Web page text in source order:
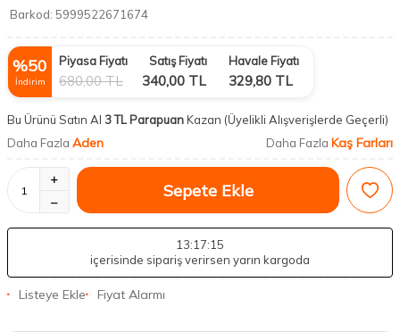
Barkod: 5999522671674
%50
İndirim
Piyasa Fiyatı
680,00TL
Satış Fiyatı
340,00 TL
Havale Fiyatı
329,80 TL
Bu Ürünü Satın Al 3 TL ParapuanKazan (Üyelikli Alışverişlerde Geçerli)
Daha Fazla Aden Daha Fazla Kaş Farları
Sepete Ekle
13:17:14
içerisinde sipariş verirsen yarın kargoda
Listeye Ekle Fiyat Alarmı